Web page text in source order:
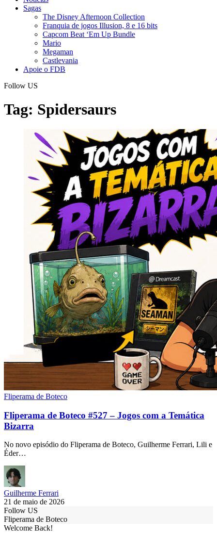
Sagas
The Disney Afternoon Collection
Franquia de jogos Illusion, 8 e 16 bits
Capcom Beat ‘Em Up Bundle
Mario
Megaman
Castlevania
Apoie o FDB
Follow US
Tag: Spidersaurs
Fliperama de Boteco
Fliperama de Boteco #527 – Jogos com a Temática
Bizarra
No novo episódio do Fliperama de Boteco, Guilherme Ferrari, Lili e
Éder…
Guilherme Ferrari
21 de maio de 2026
Follow US
Fliperama de Boteco
Welcome Back!